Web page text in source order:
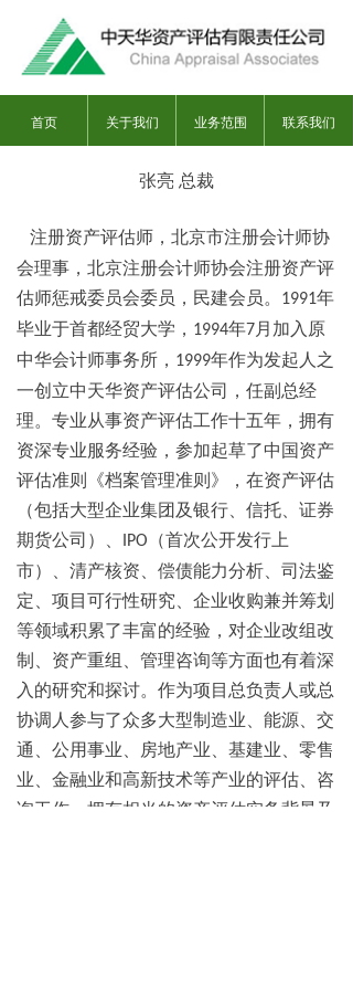
首页 关于我们 业务范围 联系我们
张亮 总裁
注册资产评估师，北京市注册会计师协
会理事，北京注册会计师协会注册资产评
估师惩戒委员会委员，民建会员。 1991年
毕业于首都经贸大学， 1994年7月加入原
中华会计师事务所， 1999年作为发起人之
一创立中天华资产评估公司，任副总经
理。专业从事资产评估工作十五年，拥有
资深专业服务经验，参加起草了中国资产
评估准则《档案管理准则》，在资产评估
（包括大型企业集团及银行、信托、证券
期货公司）、
IPO （首次公开发行上
市）、清产核资、偿债能力分析、司法鉴
定、项目可行性研究、企业收购兼并筹划
等领域积累了丰富的经验，对企业改组改
制、资产重组、管理咨询等方面也有着深
入的研究和探讨。作为项目总负责人或总
协调人参与了众多大型制造业、能源、交
通、公用事业、房地产业、基建业、零售
业、金融业和高新技术等产业的评估、咨
询工作，拥有相当的资产评估实务背景及